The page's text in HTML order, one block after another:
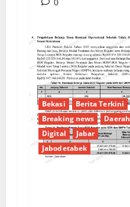
Bekasi
Berita Terkini
Breaking news
Daerah
Digital
Jabar
Jabodetabek